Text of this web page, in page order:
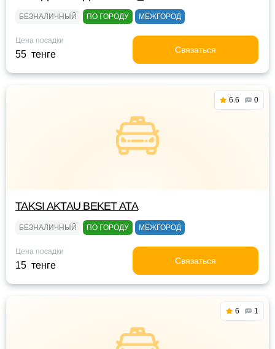
БЕЗНАЛИЧНЫЙ ПО ГОРОДУ МЕЖГОРОД
Цена посадки
55 тенге Связаться
6.6 0
TAKSI AKTAU BEKET ATA
БЕЗНАЛИЧНЫЙ ПО ГОРОДУ МЕЖГОРОД
Цена посадки
15 тенге Связаться
6 1